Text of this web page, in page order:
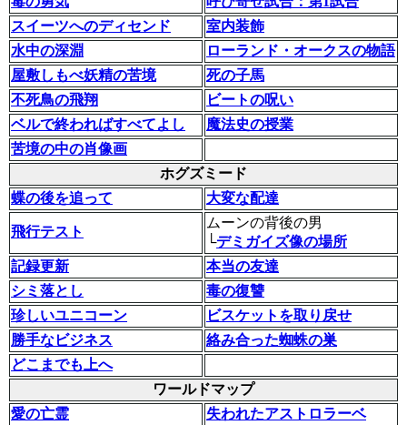
スイーツへのディセンド
室内装飾
水中の深淵
ローランド・オークスの物語
屋敷しもべ妖精の苦境
死の子馬
不死鳥の飛翔
ビートの呪い
ベルで終わればすべてよし
魔法史の授業
苦境の中の肖像画
ホグズミード
蝶の後を追って
大変な配達
飛行テスト
ムーンの背後の男
└デミガイズ像の場所
記録更新
本当の友達
シミ落とし
毒の復讐
珍しいユニコーン
ビスケットを取り戻せ
勝手なビジネス
絡み合った蜘蛛の巣
どこまでも上へ
ワールドマップ
愛の亡霊
失われたアストロラーベ